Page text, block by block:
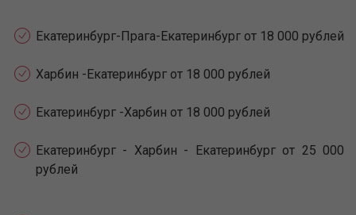
Екатеринбург-Прага-Екатеринбург от 18 000 рублей
Харбин -Екатеринбург от 18 000 рублей
Екатеринбург -Харбин от 18 000 рублей
Екатеринбург - Харбин - Екатеринбург от 25 000
рублей